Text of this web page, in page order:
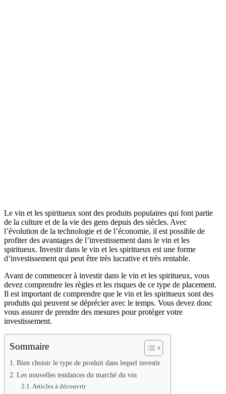
Le vin et les spiritueux sont des produits populaires qui font partie
de la culture et de la vie des gens depuis des siècles. Avec
l’évolution de la technologie et de l’économie, il est possible de
profiter des avantages de l’investissement dans le vin et les
spiritueux. Investir dans le vin et les spiritueux est une forme
d’investissement qui peut être très lucrative et très rentable.
Avant de commencer à investir dans le vin et les spiritueux, vous
devez comprendre les règles et les risques de ce type de placement.
Il est important de comprendre que le vin et les spiritueux sont des
produits qui peuvent se déprécier avec le temps. Vous devez donc
vous assurer de prendre des mesures pour protéger votre
investissement.
Sommaire
Bien choisir le type de produit dans lequel investir
Les nouvelles tendances du marché du vin
Articles à découvrir